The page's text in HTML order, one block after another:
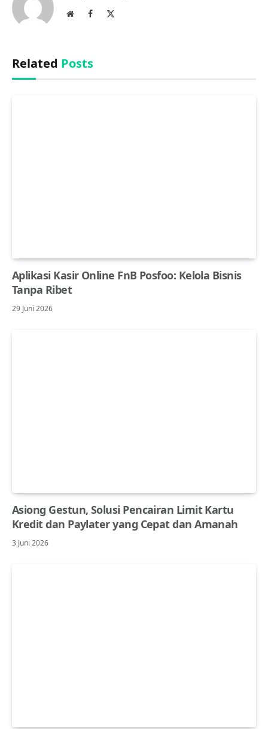
WebsiteFacebook
Related Posts
Aplikasi Kasir Online FnB Posfoo: Kelola Bisnis
Tanpa Ribet
29 Juni 2026
Asiong Gestun, Solusi Pencairan Limit Kartu
Kredit dan Paylater yang Cepat dan Amanah
3 Juni 2026